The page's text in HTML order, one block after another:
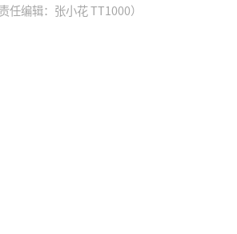
责任编辑：张小花 TT1000）